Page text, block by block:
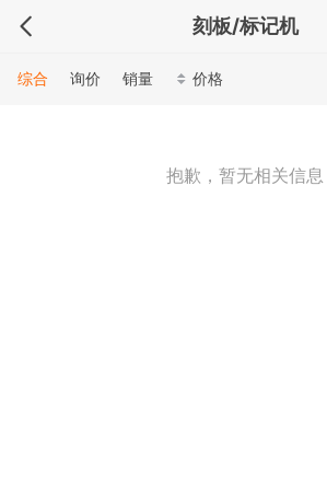
刻板/标记机
综合 询价 销量 价格
抱歉，暂无相关信息